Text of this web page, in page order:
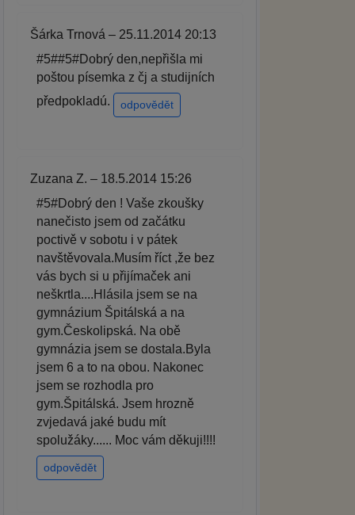
Šárka Trnová – 25.11.2014 20:13
#5##5#Dobrý den,nepřišla mi
poštou písemka z čj a studijních
předpokladú.
odpovědět
Zuzana Z. – 18.5.2014 15:26
#5#Dobrý den ! Vaše zkoušky
nanečisto jsem od začátku
poctivě v sobotu i v pátek
navštěvovala.Musím říct ,že bez
vás bych si u přijímaček ani
neškrtla....Hlásila jsem se na
gymnázium Špitálská a na
gym.Českolipská. Na obě
gymnázia jsem se dostala.Byla
jsem 6 a to na obou. Nakonec
jsem se rozhodla pro
gym.Špitálská. Jsem hrozně
zvjedavá jaké budu mít
spolužáky...... Moc vám děkuji!!!!
odpovědět